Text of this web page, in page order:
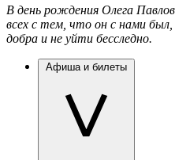
В день рождения Олега
всех с тем, что он с нами
добра и не уйти бесследно.
Афиша и билеты